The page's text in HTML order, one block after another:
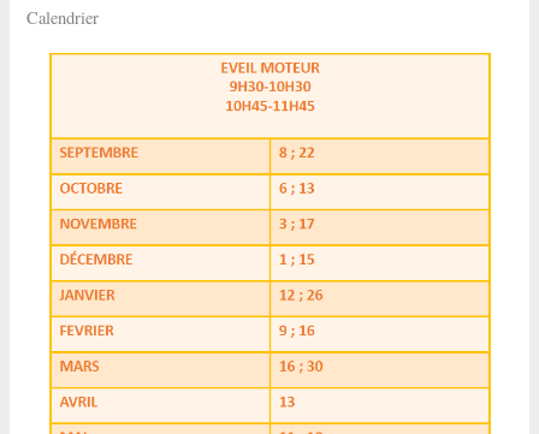
Calendrier